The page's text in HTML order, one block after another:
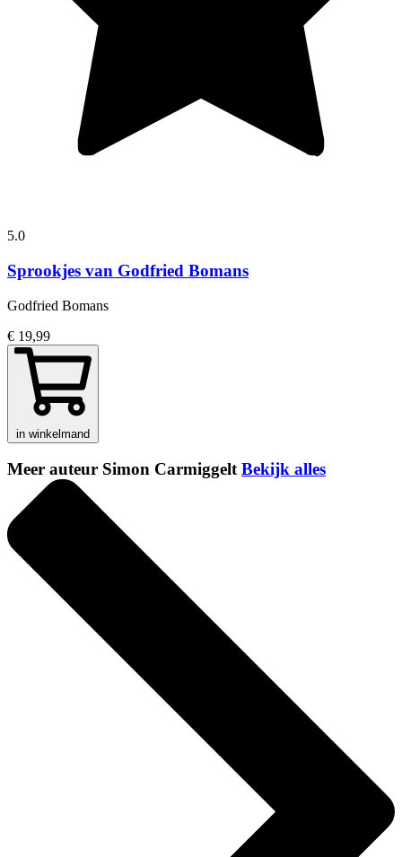
5.0
Sprookjes van Godfried Bomans
Godfried Bomans
€ 19,99
in winkelmand
Meer auteur Simon CarmiggeltBekijk alles